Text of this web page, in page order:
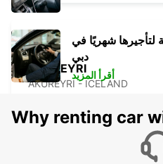
AKUREYRI
AKUREYRI - ICELAND
لتأجيرها شهريًا في
دبي
أقرأ المزيد
Why renting car